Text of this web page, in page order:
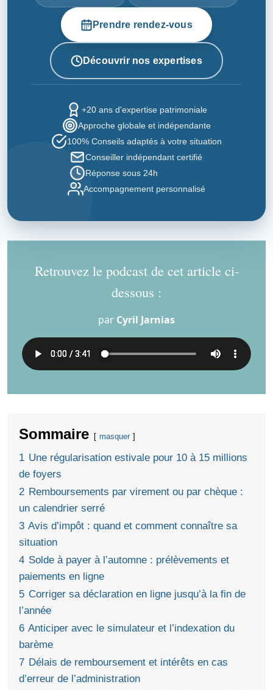
Prendre rendez-vous
Découvrir nos expertises
+20 ans d'expertise patrimoniale
Approche globale et indépendante
100% Conseils adaptés à votre situation
Conseiller indépendant certifié
Réponse sous 24h
Accompagnement personnalisé
Retrouvez le podcast de cet article ci-
dessous :
par Cyril Jarnias
Sommaire masquer
1 Une régularisation estivale pour 10 à 15 millions
de foyers
2 Remboursements par virement ou par chèque :
un calendrier serré
3 Avis d’impôt : quand et comment connaître sa
situation
4 Solde à payer à l’automne : prélèvements et
paiements en ligne
5 Corriger sa déclaration en ligne jusqu’à la fin de
l’année
6 Anticiper avec le simulateur et l’indexation du
barème
7 Délais de remboursement et intérêts en cas
d’erreur de l’administration